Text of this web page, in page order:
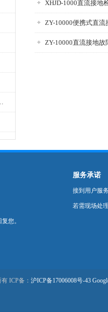
阻测试仪厂家
XHJD-1000直流接地
ZY-10000便携式直
ZY-10000直流接地故
您。
服务承诺
接到用户服
若需现场处
ICP备： 沪ICP备17006008号-43